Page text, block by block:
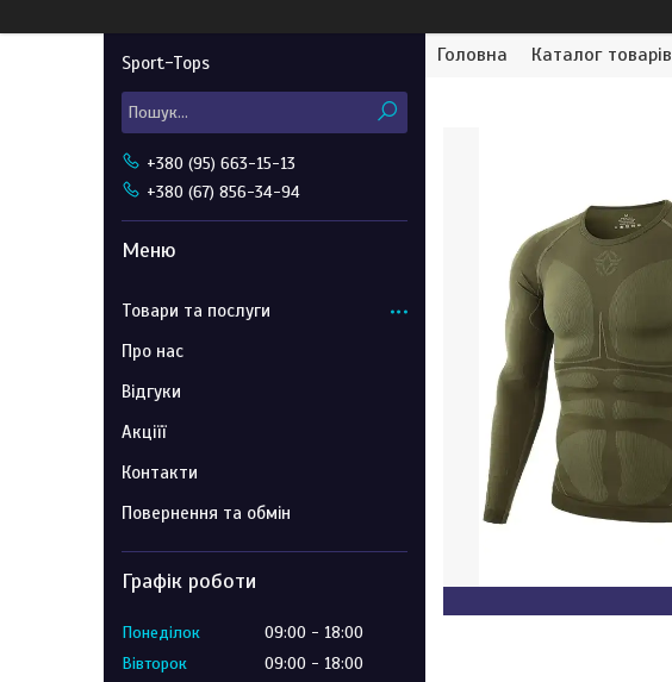
Головна Каталог товарів
Sport-Tops
+380 (95) 663-15-13
+380 (67) 856-34-94
Товари та послуги
Про нас
Відгуки
Акціїї
Контакти
Повернення та обмін
Графік роботи
Понеділок 09:00
18:00
Вівторок
09:00
18:00